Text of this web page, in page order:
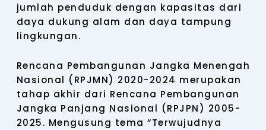
jumlah penduduk dengan kapasitas dari
daya dukung alam dan daya tampung
lingkungan.
Rencana Pembangunan Jangka Menengah
Nasional (RPJMN) 2020-2024 merupakan
tahap akhir dari Rencana Pembangunan
Jangka Panjang Nasional (RPJPN) 2005-
2025. Mengusung tema “Terwujudnya